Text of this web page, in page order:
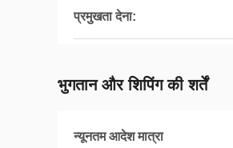
प्रमुखता देना:
भुगतान और शिपिंग की शर्तें
न्यूनतम आदेश मात्रा